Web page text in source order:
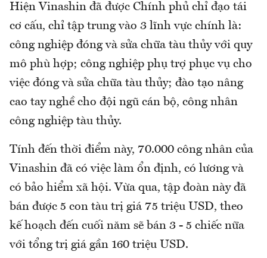
Hiện Vinashin đã được Chính phủ chỉ đạo tái
cơ cấu, chỉ tập trung vào 3 lĩnh vực chính là:
công nghiệp đóng và sửa chữa tàu thủy với quy
mô phù hợp; công nghiệp phụ trợ phục vụ cho
việc đóng và sửa chữa tàu thủy; đào tạo nâng
cao tay nghề cho đội ngũ cán bộ, công nhân
công nghiệp tàu thủy.
Tính đến thời điểm này, 70.000 công nhân của
Vinashin đã có việc làm ổn định, có lương và
có bảo hiểm xã hội. Vừa qua, tập đoàn này đã
bán được 5 con tàu trị giá 75 triệu USD, theo
kế hoạch đến cuối năm sẽ bán 3 - 5 chiếc nữa
với tổng trị giá gần 160 triệu USD.